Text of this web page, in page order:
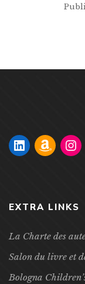
EXTRA LINKS
La Charte des
Salon du livre et
Bologna